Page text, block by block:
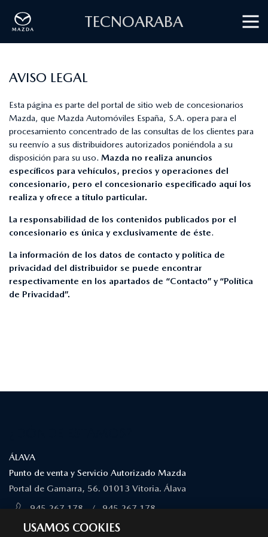
TECNOARABA
AVISO LEGAL
Esta página es parte del portal de sitio web de concesionarios
Mazda, que Mazda Automóviles España, S.A. opera para el
procesamiento concentrado de las consultas de los clientes para
su reenvío a sus distribuidores autorizados poniéndola a su
disposición para su uso. Mazda no realiza anuncios
específicos para vehículos, precios y operaciones del
concesionario, pero el concesionario especificado aquí los
realiza y ofrece a título particular.
La responsabilidad de los contenidos publicados por el
concesionario es única y exclusivamente de éste.
La información de los datos de contacto y política de
privacidad del distribuidor se puede encontrar
respectivamente en los apartados de “Contacto” y “Política
de Privacidad”.
ÁLAVA
Punto de venta y Servicio Autorizado Mazda
Portal de Gamarra, 56. 01013 Vitoria. Álava
945 267 178
/
945 267 178
MÁS INFORMACIÓN
USAMOS COOKIES